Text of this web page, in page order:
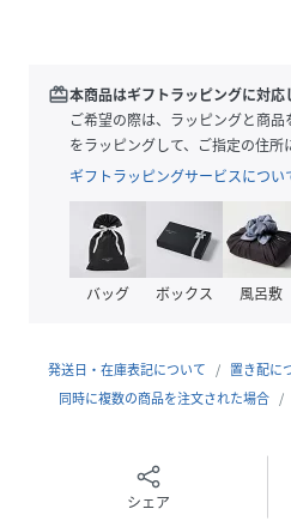
※照明の関係により、実際より
ございます。
またパソコン・スマートフォン
像のカラーが異なる場合もござい
予めご了承ください。
性別タイプ レディース
素材
表地:ポリエステ
redeem本商品はギフトラッピングに対応
ご希望の際は、ラッピングと商
をラッピングして、ご指定の住所
ギフトラッピングサービスについ
バッグ ボックス 風呂敷
発送日・在庫表記について 置き配に
同時に複数の商品を注文された場合
シェア